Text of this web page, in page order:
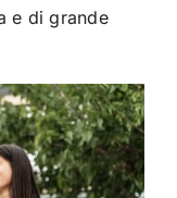
e di grande